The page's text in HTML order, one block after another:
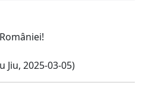
Jiu, 2025-03-05)